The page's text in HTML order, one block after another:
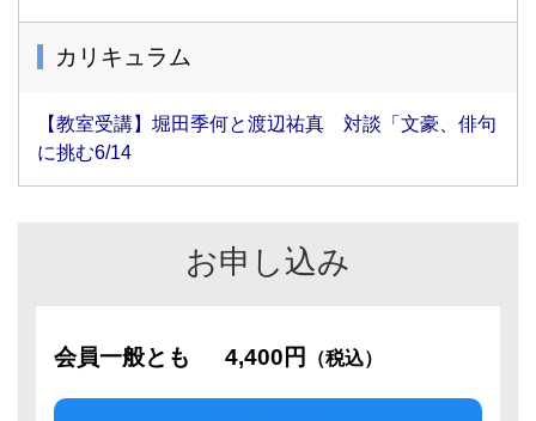
カリキュラム
【教室受講】堀田季何と渡辺祐真 対談「文豪、俳句
に挑む6/14
お申し込み
会員一般とも 4,400円 （税込）